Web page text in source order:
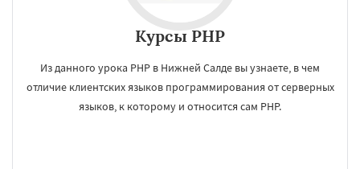
Курсы PHP
Из данного урока РНР в Нижней Салде вы узнаете, в чем
отличие клиентских языков программирования от серверных
языков, к которому и относится сам PHP.